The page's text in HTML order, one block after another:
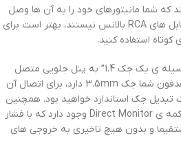
شما مانیتورهای خود را به آن ها وصل
خواهید کرد. با توجه به این که کابل های RCA بالانس نیستند، بهتر است برای
کوتاه استفاده کنید.
هدفون ها دراین کارت صدا به وسیله ی یک جک 1.4” به پنل جلویی متصل
می شوند. لازم به ذکر است اگر هدفون شما جک 3.5mm دارد، برای اتصال آن
تبدیل جک استاندارد خواهید بود. همچنین
درجایی دیگر از پنل جلویی یک دکمه ی Direct Monitor وجود دارد که با فشار
و بدون هیچ تاخیری به خروجی های